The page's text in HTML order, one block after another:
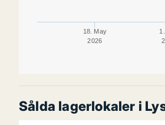
18. May
2026
Sålda lagerlokaler i